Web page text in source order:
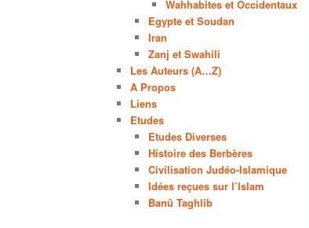
Wahhabites et Occidentaux
Egypte et Soudan
Iran
Zanj et Swahili
Les Auteurs (A…Z)
A Propos
Liens
Etudes
Etudes Diverses
Histoire des Berbères
Civilisation Judéo-Islamique
Idées reçues sur l’Islam
Banû Taghlib